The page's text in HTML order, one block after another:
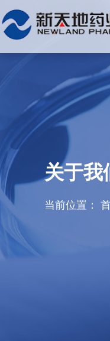
关于我
当前位置：